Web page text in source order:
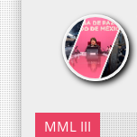
MML III